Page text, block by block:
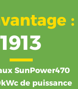
1913
SunPower470
de puissance